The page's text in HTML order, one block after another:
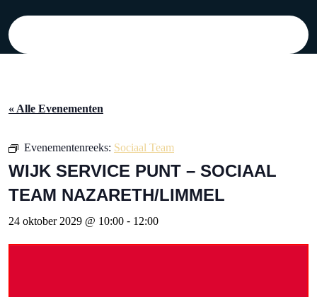
« Alle Evenementen
Evenementenreeks: Sociaal Team
WIJK SERVICE PUNT – SOCIAAL
TEAM NAZARETH/LIMMEL
24 oktober 2029 @ 10:00 - 12:00